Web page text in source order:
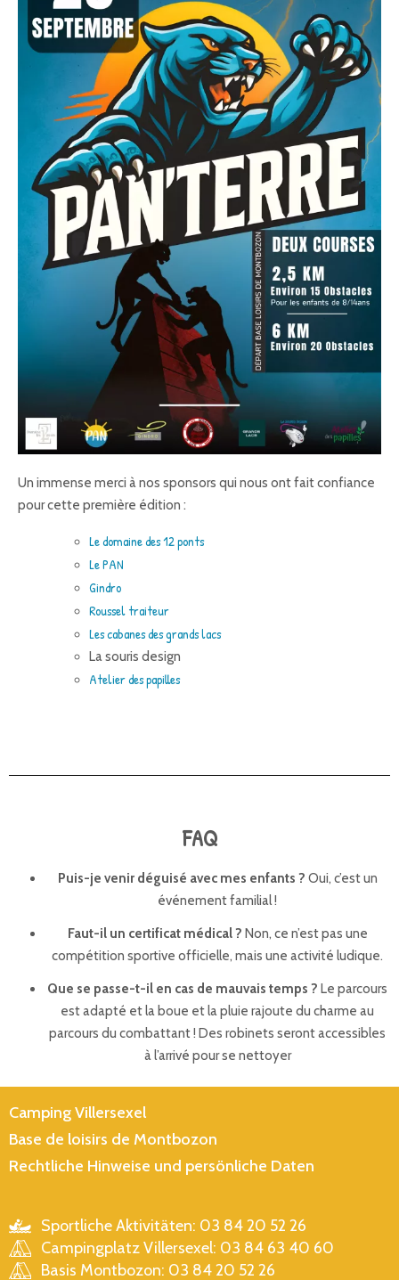
Un immense merci à nos sponsors qui nous ont fait confiance
pour cette première édition :
Le domaine des 12 ponts
Le PAN
Gindro
Roussel traiteur
Les cabanes des grands lacs
La souris design
Atelier des papilles
FAQ
Puis-je venir déguisé avec mes enfants ? Oui, c’est un
événement familial !
Faut-il un certificat médical ? Non, ce n’est pas une
compétition sportive officielle, mais une activité ludique.
Que se passe-t-il en cas de mauvais temps ? Le parcours
est adapté et la boue et la pluie rajoute du charme au
parcours du combattant ! Des robinets seront accessibles
à l’arrivé pour se nettoyer
Sportliche Aktivitäten: 03 84 20 52 26
Campingplatz Villersexel: 03 84 63 40 60
Basis Montbozon: 03 84 20 52 26
Camping Villersexel
Base de loisirs de Montbozon
Rechtliche Hinweise und persönliche Daten